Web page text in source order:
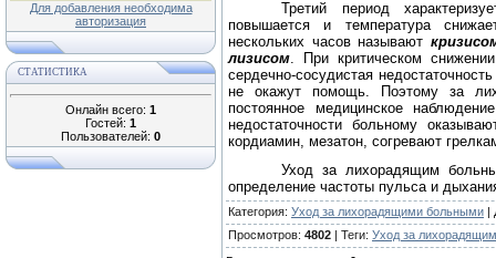
Для добавления необходима
авторизация
СТАТИСТИКА
Онлайн всего: 1
Гостей: 1
Пользователей: 0
Третий период
повышается и температура
нескольких часов называют
лизисом.
При критическом
сердечно-сосудистая
не окажут помощь. Поэтому за
постоянное медицинское
недостаточности больному
кордиамин, мезатон, согревают
Уход за лихорадящим
определение частоты пульса и
Категория: Уход за лихорадящими больными |
Просмотров: 4802 | Теги: Уход за